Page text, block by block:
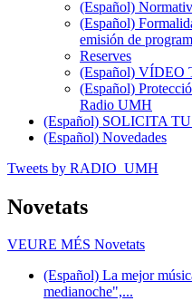
(Español)
(Español)
emisión de
Reserves
(Español)
(Español)
Radio UMH
(Español) SOLICITA
(Español) Novedades
Tweets by RADIO_UMH
Novetats
VEURE MÉS Novetats
(Español) La mejor
medianoche",...